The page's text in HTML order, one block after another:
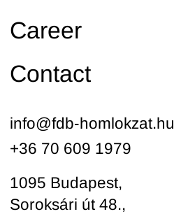
Career
Contact
info@fdb-homlokzat.hu
+36 70 609 1979
1095 Budapest,
Soroksári út 48.,